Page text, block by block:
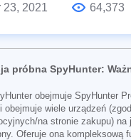
23, 2021
64,373
próbna SpyHunter:
obejmuje SpyHunter
obejmuje wiele urządzeń
na stronie zakupu) na
Oferuje ona kompleksową